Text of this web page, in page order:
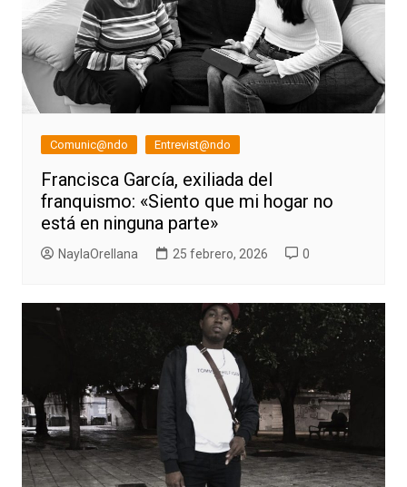
Comunic@ndo Entrevist@ndo
Francisca García, exiliada del
franquismo: «Siento que mi hogar no
está en ninguna parte»
NaylaOrellana 25 febrero, 2026 0